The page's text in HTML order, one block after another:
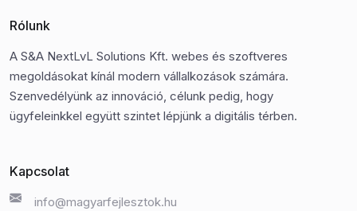
Rólunk
A S&A NextLvL Solutions Kft. webes és szoftveres
megoldásokat kínál modern vállalkozások számára.
Szenvedélyünk az innováció, célunk pedig, hogy
ügyfeleinkkel együtt szintet lépjünk a digitális térben.
Kapcsolat
info@magyarfejlesztok.hu